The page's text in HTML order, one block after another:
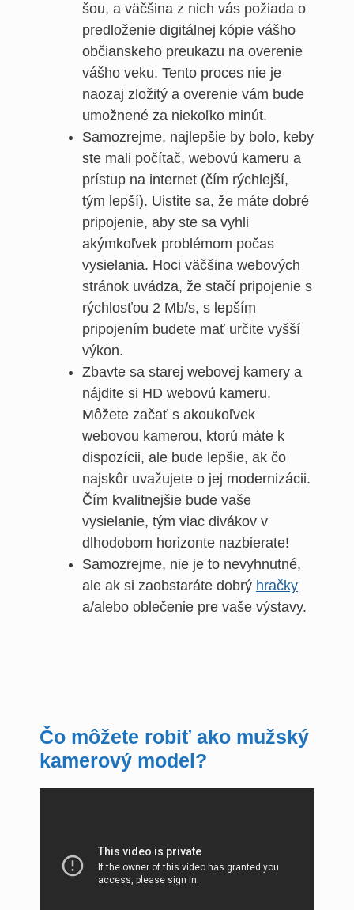
šou, a väčšina z nich vás požiada o
predloženie digitálnej kópie vášho
občianskeho preukazu na overenie
vášho veku. Tento proces nie je
naozaj zložitý a overenie vám bude
umožnené za niekoľko minút.
Samozrejme, najlepšie by bolo, keby
ste mali počítač, webovú kameru a
prístup na internet (čím rýchlejší,
tým lepší). Uistite sa, že máte dobré
pripojenie, aby ste sa vyhli
akýmkoľvek problémom počas
vysielania. Hoci väčšina webových
stránok uvádza, že stačí pripojenie s
rýchlosťou 2 Mb/s, s lepším
pripojením budete mať určite vyšší
výkon.
Zbavte sa starej webovej kamery a
nájdite si HD webovú kameru.
Môžete začať s akoukoľvek
webovou kamerou, ktorú máte k
dispozícii, ale bude lepšie, ak čo
najskôr uvažujete o jej modernizácii.
Čím kvalitnejšie bude vaše
vysielanie, tým viac divákov v
dlhodobom horizonte nazbierate!
Samozrejme, nie je to nevyhnutné,
ale ak si zaobstaráte dobrý hračky
a/alebo oblečenie pre vaše výstavy.
Čo môžete robiť ako mužský
kamerový model?